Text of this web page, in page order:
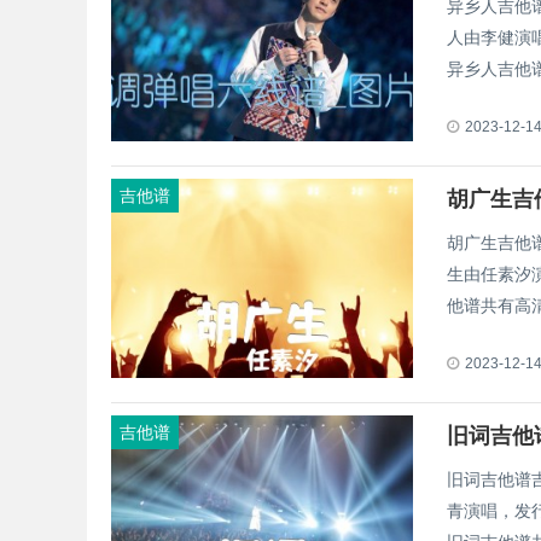
异乡人吉他
人由李健演
异乡人吉他
2023-12-14
吉他谱 胡广生吉
胡广生吉他
生由任素汐
他谱共有高
2023-12-14
吉他谱 旧词吉
旧词吉他
青演唱，发